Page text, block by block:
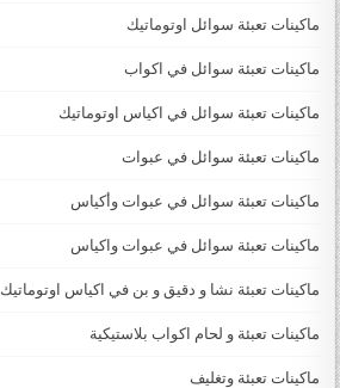
ماكينات تعبئة سوائل اوتوماتيك
ماكينات تعبئة سوائل في اكواب
ماكينات تعبئة سوائل في اكياس اوتوماتيك
ماكينات تعبئة سوائل في عبوات
ماكينات تعبئة سوائل في عبوات وأكياس
ماكينات تعبئة سوائل في عبوات واكياس
ماكينات تعبئة نشا و دقيق و بن في اكياس اوتوماتيك
ماكينات تعبئة و لحام اكواب بلاستيكية
ماكينات تعبئة وتغليف